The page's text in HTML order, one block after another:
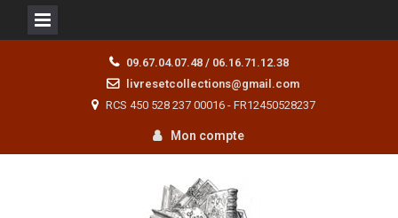
09.67.04.07.48 / 06.16.71.12.38
livresetcollections@gmail.com
RCS 450 528 237 00016 - FR12450528237
Mon compte